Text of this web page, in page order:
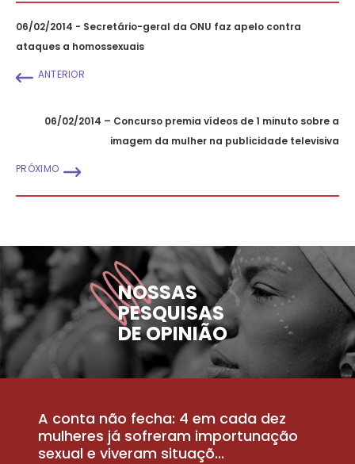
06/02/2014 - Secretário-geral da ONU faz apelo contra
ataques a homossexuais
ANTERIOR
06/02/2014 – Concurso premia vídeos de 1 minuto sobre a
imagem da mulher na publicidade televisiva
PRÓXIMO
NOSSAS
PESQUISAS
DE OPINIÃO
A conta não fecha: 4 em cada dez
mulheres já sofreram importunação
sexual e viveram situaçõ...